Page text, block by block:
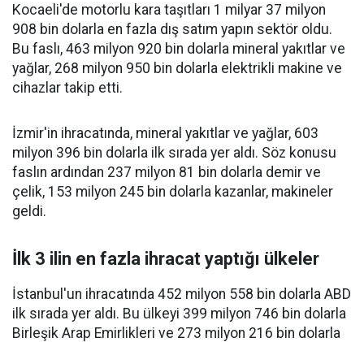
Kocaeli'de motorlu kara taşıtları 1 milyar 37 milyon
908 bin dolarla en fazla dış satım yapın sektör oldu.
Bu faslı, 463 milyon 920 bin dolarla mineral yakıtlar ve
yağlar, 268 milyon 950 bin dolarla elektrikli makine ve
cihazlar takip etti.
İzmir'in ihracatında, mineral yakıtlar ve yağlar, 603
milyon 396 bin dolarla ilk sırada yer aldı. Söz konusu
faslın ardından 237 milyon 81 bin dolarla demir ve
çelik, 153 milyon 245 bin dolarla kazanlar, makineler
geldi.
İlk 3 ilin en fazla ihracat yaptığı ülkeler
İstanbul'un ihracatında 452 milyon 558 bin dolarla ABD
ilk sırada yer aldı. Bu ülkeyi 399 milyon 746 bin dolarla
Birleşik Arap Emirlikleri ve 273 milyon 216 bin dolarla